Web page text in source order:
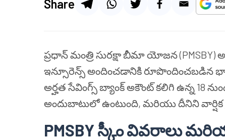
Share
ప్రధాన్ మంత్రి సురక్షా బీమా యోజన
ఇన్సూరెన్స్ అందించడానికి రూపొందించబడిన
అర్హత సేవింగ్స్ బ్యాంక్ అకౌంట్ కలిగి ఉన్న 18
అందుబాటులో ఉంటుంది, మరియు దీనిని వార్షిక
PMSBY స్కీం వివరాలు